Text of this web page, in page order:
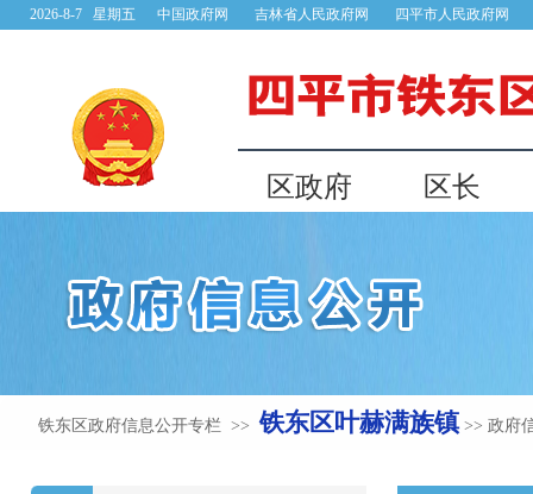
铁东区政府信息公开专栏 >> 铁东区叶赫满族镇>> 政府